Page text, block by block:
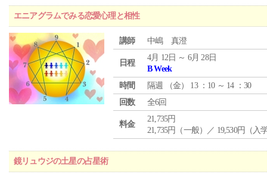
エニアグラムでみる恋愛心理と相性
講師 中嶋 真澄
日程
4月 12日 ～ 6月 28日
B Week
時間
隔週 （金） 13 ：10 ～ 14 ：30
回数
全6回
料金
21,735円
21,735円（一般）／ 19,530円（入
鏡リュウジの土星の占星術